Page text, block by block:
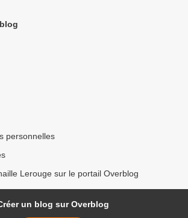
personnelles
Lerouge sur le portail Overblog
un blog sur Overblog